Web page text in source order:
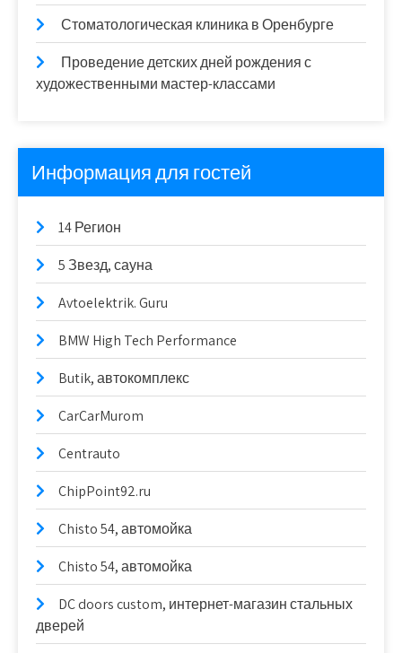
Стоматологическая клиника в Оренбурге
Проведение детских дней рождения с
художественными мастер-классами
Информация для гостей
14 Регион
5 Звезд, сауна
Avtoelektrik. Guru
BMW High Tech Performance
Butik, автокомплекс
CarCarMurom
Centrauto
ChipPoint92.ru
Chisto 54, автомойка
Chisto 54, автомойка
DC doors custom, интернет-магазин стальных
дверей